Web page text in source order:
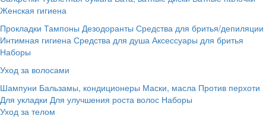
Женская гигиена
Прокладки Тампоны Дезодоранты Средства для бритья/депиляции
Интимная гигиена Средства для душа Аксессуары для бритья
Наборы
Уход за волосами
Шампуни Бальзамы, кондиционеры Маски, масла Против перхоти
Для укладки Для улучшения роста волос Наборы
Уход за телом